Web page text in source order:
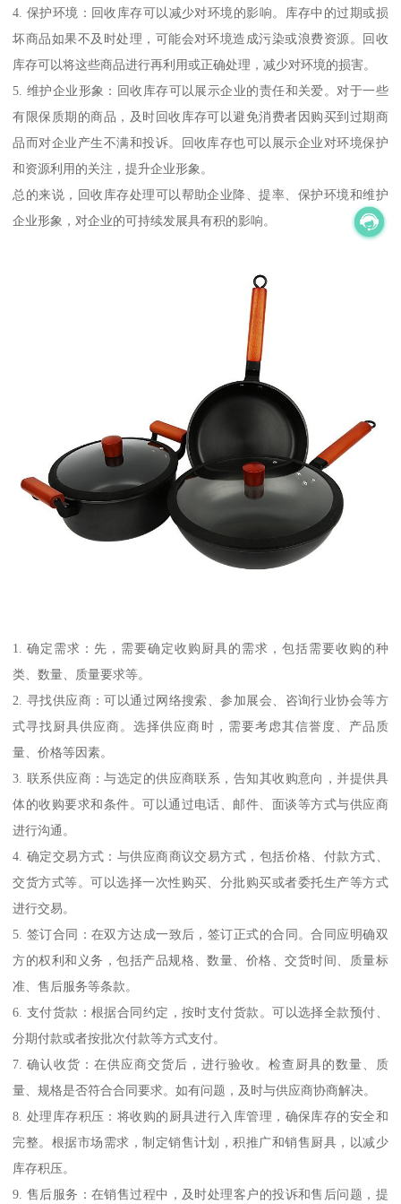
4. 保护环境：回收库存可以减少对环境的影响。库存中的过期或损
坏商品如果不及时处理，可能会对环境造成污染或浪费资源。回收
库存可以将这些商品进行再利用或正确处理，减少对环境的损害。
5. 维护企业形象：回收库存可以展示企业的责任和关爱。对于一些
有限保质期的商品，及时回收库存可以避免消费者因购买到过期商
品而对企业产生不满和投诉。回收库存也可以展示企业对环境保护
和资源利用的关注，提升企业形象。
总的来说，回收库存处理可以帮助企业降、提率、保护环境和维护
企业形象，对企业的可持续发展具有积的影响。
1. 确定需求：先，需要确定收购厨具的需求，包括需要收购的种
类、数量、质量要求等。
2. 寻找供应商：可以通过网络搜索、参加展会、咨询行业协会等方
式寻找厨具供应商。选择供应商时，需要考虑其信誉度、产品质
量、价格等因素。
3. 联系供应商：与选定的供应商联系，告知其收购意向，并提供具
体的收购要求和条件。可以通过电话、邮件、面谈等方式与供应商
进行沟通。
4. 确定交易方式：与供应商商议交易方式，包括价格、付款方式、
交货方式等。可以选择一次性购买、分批购买或者委托生产等方式
进行交易。
5. 签订合同：在双方达成一致后，签订正式的合同。合同应明确双
方的权利和义务，包括产品规格、数量、价格、交货时间、质量标
准、售后服务等条款。
6. 支付货款：根据合同约定，按时支付货款。可以选择全款预付、
分期付款或者按批次付款等方式支付。
7. 确认收货：在供应商交货后，进行验收。检查厨具的数量、质
量、规格是否符合合同要求。如有问题，及时与供应商协商解决。
8. 处理库存积压：将收购的厨具进行入库管理，确保库存的安全和
完整。根据市场需求，制定销售计划，积推广和销售厨具，以减少
库存积压。
9. 售后服务：在销售过程中，及时处理客户的投诉和售后问题，提